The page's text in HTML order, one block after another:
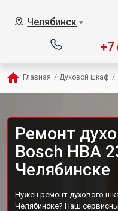
Челябинск ▼
+7
Главная / Духовой шкаф /
Ремонт
Bosch HBA
Челябинске
Нужен ремонт духового
Челябинске? Наш